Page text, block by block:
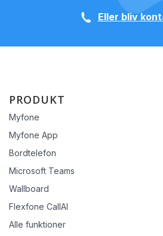
Eller bliv
PRODUKT
Myfone
Myfone App
Bordtelefon
Microsoft Teams
Wallboard
Flexfone CallAI
Alle funktioner